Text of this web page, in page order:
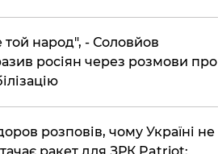
той народ", - Соловйов
росіян через розмови про
розповів, чому Україні не